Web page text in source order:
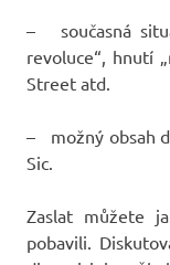
– současná
revoluce“, hnutí
Street atd.
– možný obsah
Sic.
Zaslat můžete
pobavili.